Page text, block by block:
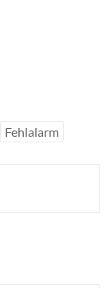
Fehlalarm